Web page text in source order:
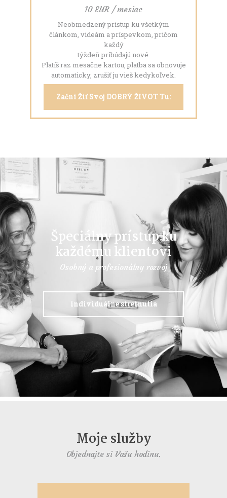
10 EUR / mesiac
Neobmedzený prístup ku všetkým
článkom, videám a príspevkom, pričom
každý
týždeň pribúdajú nové.
Platíš raz mesačne kartou, platba sa obnovuje
automaticky, zrušiť ju vieš kedykoľvek.
Začni Žiť Svoj DOBRÝ ŽIVOT Tu:
Špeciálny prístup ku
každému klientovi
Osobný a profesionálny rozvoj
individuálne stretnutia
Moje služby
Objednajte si Vašu hodinu.